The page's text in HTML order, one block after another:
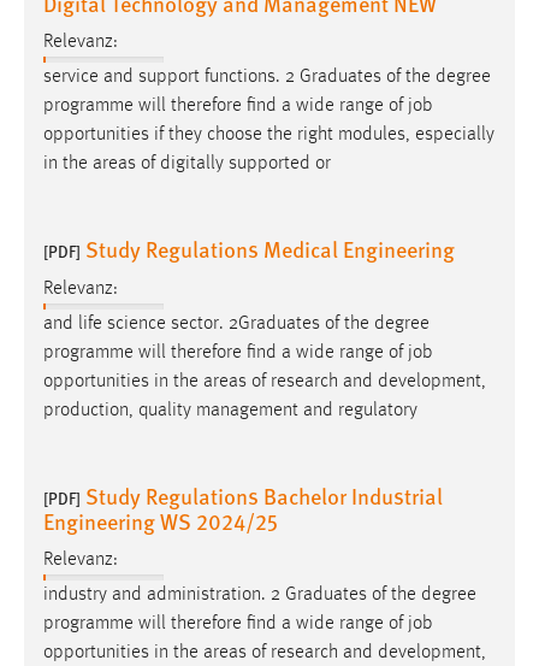
Relevanz:
service and support functions. 2 Graduates of the degree
programme will therefore find a wide range of job
opportunities if they choose the right modules, especially
in the areas of digitally supported or
[PDF] Study Regulations Medical Engineering
Relevanz:
and life science sector. 2Graduates of the degree
programme will therefore find a wide range of job
opportunities in the areas of research and development,
production, quality management and regulatory
[PDF] Study Regulations Bachelor Industrial
Engineering WS 2024/25
Relevanz:
industry and administration. 2 Graduates of the degree
programme will therefore find a wide range of job
opportunities in the areas of research and development,